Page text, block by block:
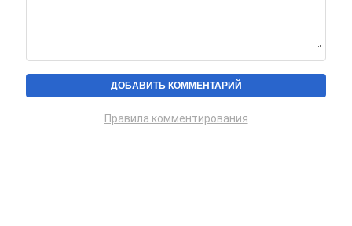
Правила комментирования